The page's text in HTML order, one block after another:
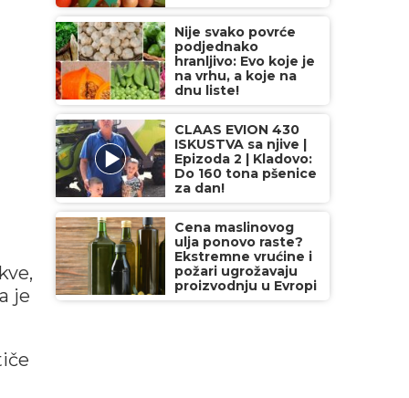
je
Nije svako povrće
podjednako
hranljivo: Evo koje je
na vrhu, a koje na
dnu liste!
CLAAS EVION 430
ISKUSTVA sa njive |
Epizoda 2 | Kladovo:
Do 160 tona pšenice
za dan!
Cena maslinovog
ulja ponovo raste?
Ekstremne vrućine i
požari ugrožavaju
proizvodnju u Evropi